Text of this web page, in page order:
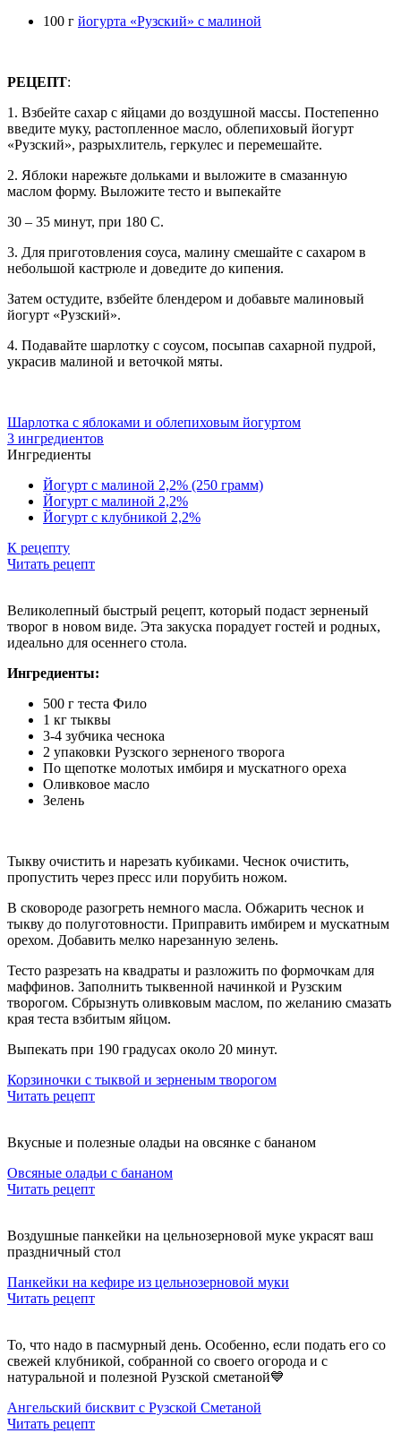
100 г йогурта «Рузский» с малиной
РЕЦЕПТ:
1. Взбейте сахар с яйцами до воздушной массы. Постепенно
введите муку, растопленное масло, облепиховый йогурт
«Рузский», разрыхлитель, геркулес и перемешайте.
2. Яблоки нарежьте дольками и выложите в смазанную
маслом форму. Выложите тесто и выпекайте
30 – 35 минут, при 180 С.
3. Для приготовления соуса, малину смешайте с сахаром в
небольшой кастрюле и доведите до кипения.
Затем остудите, взбейте блендером и добавьте малиновый
йогурт «Рузский».
4. Подавайте шарлотку с соусом, посыпав сахарной пудрой,
украсив малиной и веточкой мяты.
Шарлотка с яблоками и облепиховым йогуртом
3 ингредиентов
Ингредиенты
Йогурт с малиной 2,2% (250 грамм)
Йогурт с малиной 2,2%
Йогурт с клубникой 2,2%
К рецепту
Читать рецепт
Великолепный быстрый рецепт, который подаст зерненый
творог в новом виде. Эта закуска порадует гостей и родных,
идеально для осеннего стола.
Ингредиенты:
500 г теста Фило
1 кг тыквы
3-4 зубчика чеснока
2 упаковки Рузского зерненого творога
По щепотке молотых имбиря и мускатного ореха
Оливковое масло
Зелень
Тыкву очистить и нарезать кубиками. Чеснок очистить,
пропустить через пресс или порубить ножом.
В сковороде разогреть немного масла. Обжарить чеснок и
тыкву до полуготовности. Приправить имбирем и мускатным
орехом. Добавить мелко нарезанную зелень.
Тесто разрезать на квадраты и разложить по формочкам для
маффинов. Заполнить тыквенной начинкой и Рузским
творогом. Сбрызнуть оливковым маслом, по желанию смазать
края теста взбитым яйцом.
Выпекать при 190 градусах около 20 минут.
Корзиночки с тыквой и зерненым творогом
Читать рецепт
Вкусные и полезные оладьи на овсянке с бананом
Овсяные оладьи с бананом
Читать рецепт
Воздушные панкейки на цельнозерновой муке украсят ваш
праздничный стол
Панкейки на кефире из цельнозерновой муки
Читать рецепт
То, что надо в пасмурный день. Особенно, если подать его со
свежей клубникой, собранной со своего огорода и с
натуральной и полезной Рузской сметаной💙
Ангельский бисквит с Рузской Сметаной
Читать рецепт